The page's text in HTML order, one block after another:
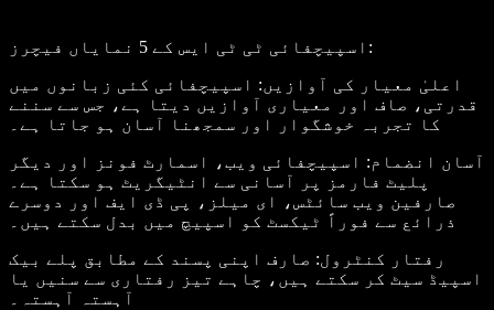
اسپیچفائی ٹی ٹی ایس کے 5 نمایاں فیچرز :
اعلیٰ معیار کی آوازیں: اسپیچفائی کئی زبانوں میں
قدرتی، صاف اور معیاری آوازیں دیتا ہے، جس سے سننے
کا تجربہ خوشگوار اور سمجھنا آسان ہو جاتا ہے۔
آسان انضمام: اسپیچفائی ویب، اسمارٹ فونز اور دیگر
پلیٹ فارمز پر آسانی سے انٹیگریٹ ہو سکتا ہے۔
صارفین ویب سائٹس، ای میلز، پی ڈی ایف اور دوسرے
ذرائع سے فوراً ٹیکسٹ کو اسپیچ میں بدل سکتے ہیں۔
رفتار کنٹرول: صارف اپنی پسند کے مطابق پلے بیک
اسپیڈ سیٹ کر سکتے ہیں، چاہے تیز رفتاری سے سنیں یا
آہستہ آہستہ۔